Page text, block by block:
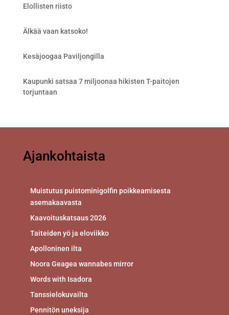
Elollisten riisto
Älkää vaan katsoko!
Kesäjoogaa Paviljongilla
Kaupunki satsaa 7 miljoonaa hikisten T-paitojen
torjuntaan
Ajankohtaista
Muistutus puistominigolfin poikkeamisesta
asemakaavasta
Kaavoituskatsaus 2026
Taiteiden yö ja eloviikko
Apolloninen ilta
Noora Geagea wannabes mirror
Words with Isadora
Tanssielokuvailta
Pennitön uneksija